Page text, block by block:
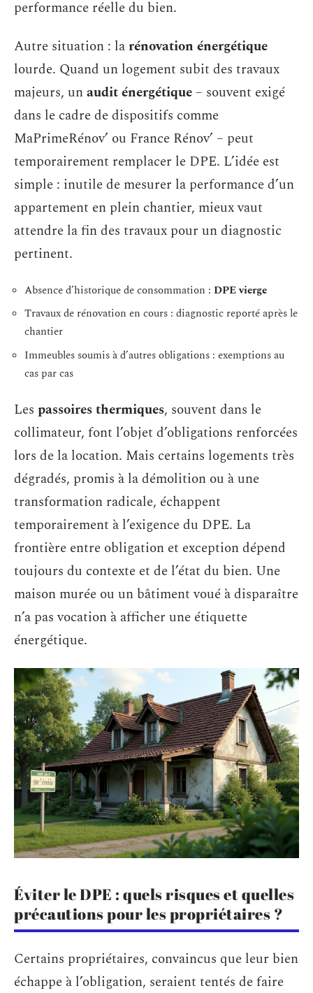
performance réelle du bien.
Autre situation : larénovation énergétique
lourde. Quand un logement subit des travaux
majeurs, unaudit énergétique – souvent exigé
dans le cadre de dispositifs comme
MaPrimeRénov’ ou France Rénov’ – peut
temporairement remplacer le DPE. L’idée est
simple : inutile de mesurer la performance d’un
appartement en plein chantier, mieux vaut
attendre la fin des travaux pour un diagnostic
pertinent.
Absence d’historique de consommation : DPE vierge
Travaux de rénovation en cours : diagnostic reporté après le
chantier
Immeubles soumis à d’autres obligations : exemptions au
cas par cas
Les passoires thermiques, souvent dans le
collimateur, font l’objet d’obligations renforcées
lors de la location. Mais certains logements très
dégradés, promis à la démolition ou à une
transformation radicale, échappent
temporairement à l’exigence du DPE. La
frontière entre obligation et exception dépend
toujours du contexte et de l’état du bien. Une
maison murée ou un bâtiment voué à disparaître
n’a pas vocation à afficher une étiquette
énergétique.
Éviter le DPE : quels risques et quelles
précautions pour les propriétaires ?
Certains propriétaires, convaincus que leur bien
échappe à l’obligation, seraient tentés de faire